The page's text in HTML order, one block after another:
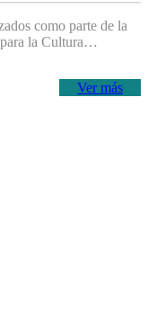
como parte de la
la Cultura…
Ver más